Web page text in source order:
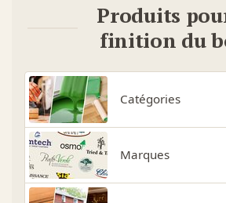
Produits
finition du
Catégories
Marques